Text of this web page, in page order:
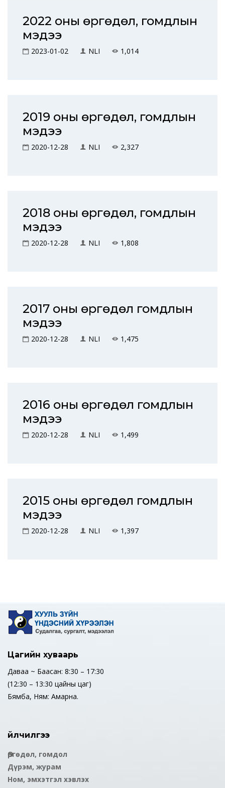
2022 оны өргөдөл, гомдлын
мэдээ
2023-01-02 NLI 1,014
2019 оны өргөдөл, гомдлын
мэдээ
2020-12-28 NLI 2,327
2018 оны өргөдөл, гомдлын
мэдээ
2020-12-28 NLI 1,808
2017 оны өргөдөл гомдлын
мэдээ
2020-12-28 NLI 1,475
2016 оны өргөдөл гомдлын
мэдээ
2020-12-28 NLI 1,499
2015 оны өргөдөл гомдлын
мэдээ
2020-12-28 NLI 1,397
Цагийн хуваарь
Даваа ~ Баасан: 8:30 – 17:30
(12:30 – 13:30 цайны цаг)
Бямба, Ням: Амарна.
Үйлчилгээ
Өргөдөл, гомдол
Дүрэм, журам
Ном, эмхэтгэл хэвлэх